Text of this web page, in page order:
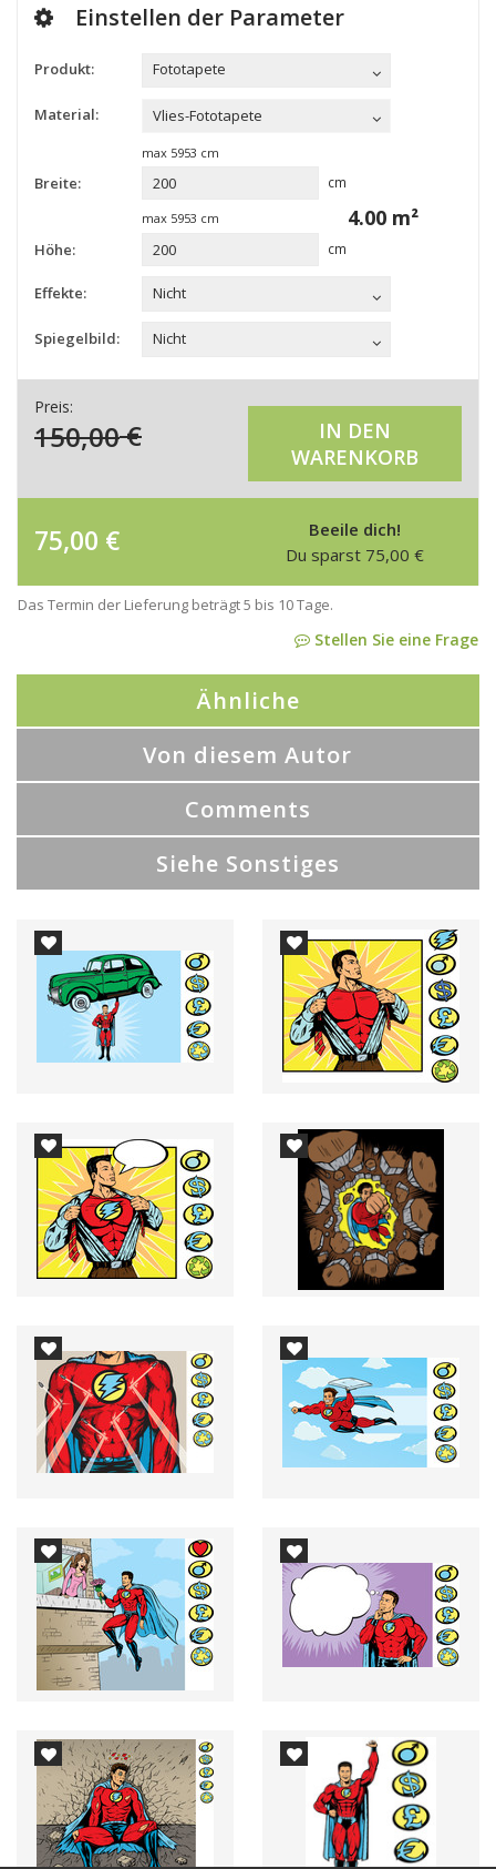
Einstellen der Parameter
Produkt: Fototapete
Material: Vlies-Fototapete
max 5953 cm
Breite: cm
max 5953 cm
Höhe: cm
4.00 m²
Effekte: Nicht
Spiegelbild: Nicht
Preis:
150,00€
IN DEN
WARENKORB
75,00 €
Beeile dich!
Du sparst 75,00 €
Das Termin der Lieferung beträgt 5 bis 10 Tage.
Stellen Sie eine Frage
Ähnliche
Von diesem Autor
Comments
Siehe Sonstiges